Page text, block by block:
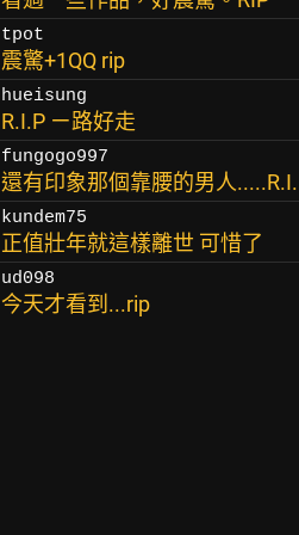
tpot
震驚+1QQ rip
hueisung
R.I.P ㄧ路好走
fungogo997
還有印象那個靠腰的男人
kundem75
正值壯年就這樣離世 可惜了
ud098
今天才看到...rip